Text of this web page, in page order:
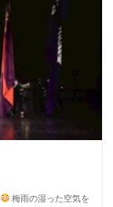
梅雨の湿った空気を